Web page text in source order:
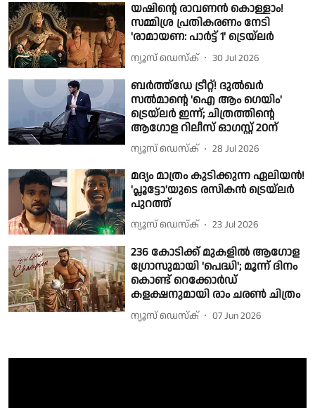
യഷിന്റെ രാവണൻ കൊള്ളാം!
സമ്മിശ്ര പ്രതികരണം നേടി
'രാമായണ: പാർട്ട് 1' ട്രെയ്‌ലർ
ന്യൂസ് ഡെസ്ക് 30 Jul 2026
ബർത്ത്ഡേ ട്രീറ്റ്! ദുൽഖർ
സൽമാന്റെ 'ഐ ആം ഗെയിം'
ട്രെയ്‌ലർ ഇന്ന്; ചിത്രത്തിന്റെ
ആഗോള റിലീസ് ഓഗസ്റ്റ് 20ന്
ന്യൂസ് ഡെസ്ക് 28 Jul 2026
മദ്യം മാത്രം കുടിക്കുന്ന ഏലിയൻ!
'പ്ലൂട്ടോ'യുടെ രസികൻ ട്രെയ്‌ലർ
പുറത്ത്
ന്യൂസ് ഡെസ്ക് 23 Jul 2026
236 കോടിക്ക് മുകളിൽ ആഗോള
ഗ്രോസുമായി 'പെദ്ധി'; മൂന്ന് ദിനം
കൊണ്ട് റെക്കോർഡ്
കളക്ഷനുമായി രാം ചരൺ ചിത്രം
ന്യൂസ് ഡെസ്ക് 07 Jun 2026